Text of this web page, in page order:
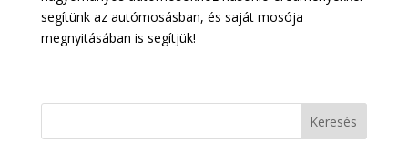
segítünk az autómosásban, és saját mosója
megnyitásában is segítjük!